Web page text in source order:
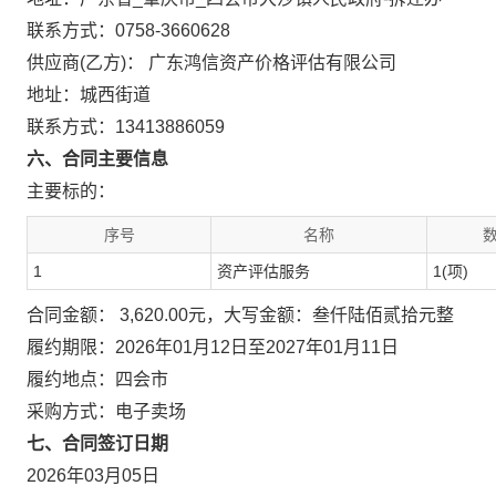
联系方式：0758-3660628
供应商(乙方)： 广东鸿信资产价格评估有限公司
地址：城西街道
联系方式：13413886059
六、合同主要信息
主要标的：
序号 名称
1 资产评估服务 1(项)
合同金额： 3,620.00元，大写金额：叁仟陆佰贰拾元整
履约期限：2026年01月12日至2027年01月11日
履约地点：四会市
采购方式：电子卖场
七、合同签订日期
2026年03月05日